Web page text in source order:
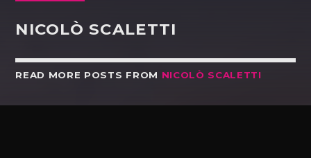
NICOLÒ SCALETTI
READ MORE POSTS FROM NICOLÒ SCALETTI